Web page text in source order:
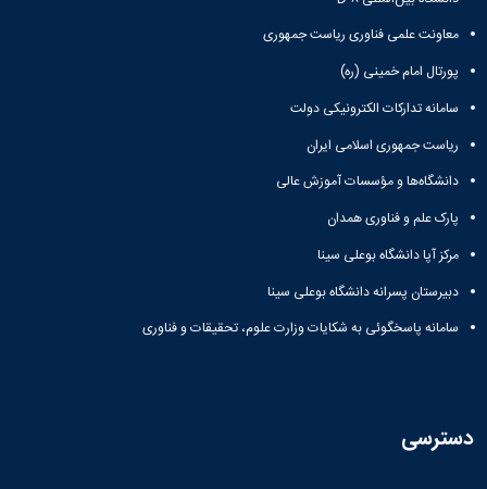
معاونت علمی فناوری ریاست جمهوری
پورتال امام خمینی (ره)
سامانه تدارکات الکترونیکی دولت
ریاست جمهوری اسلامی ایران
دانشگاه‌ها و مؤسسات آموزش عالی
پارک علم و فناوری همدان
مرکز آپا دانشگاه بوعلی سینا
دبیرستان پسرانه دانشگاه بوعلی سینا
سامانه پاسخگوئی به شکایات وزارت علوم، تحقیقات و فناوری
دسترسی